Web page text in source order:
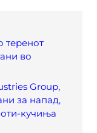
теренот
во
Group,
за напад,
кучиња